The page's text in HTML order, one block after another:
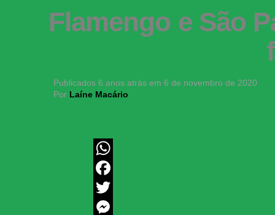
Flamengo e São
Publicados 6 anos atrás em 6 de novembro de 2020
Por Laíne Macário
WhatsApp
Facebook
Twitter